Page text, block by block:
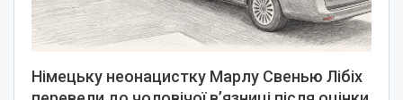
Німецьку неонацистку Марлу Свенью Лібіх